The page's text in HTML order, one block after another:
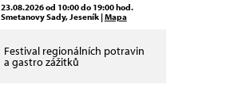
23.08.2026 od 10:00 do 19:00 hod.
Smetanovy Sady, Jeseník |Mapa
Festival regionálních potravin
a gastro zážitků